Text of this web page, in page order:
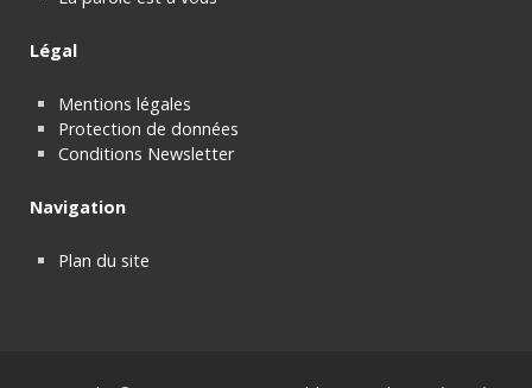
Légal
Mentions légales
Protection de données
Conditions Newsletter
Navigation
Plan du site